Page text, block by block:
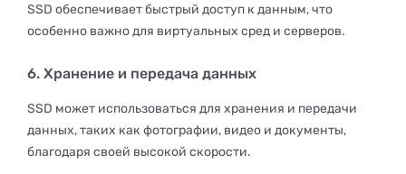
SSD обеспечивает быстрый доступ к данным, что
особенно важно для виртуальных сред и серверов.
6. Хранение и передача данных
SSD может использоваться для хранения и передачи
данных, таких как фотографии, видео и документы,
благодаря своей высокой скорости.